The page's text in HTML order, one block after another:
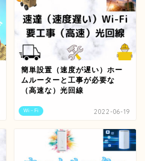
Wi－Fi
簡単設置（速度が遅い）ホー
ムルーターと工事が必要な
（高速な）光回線
2022-06-19